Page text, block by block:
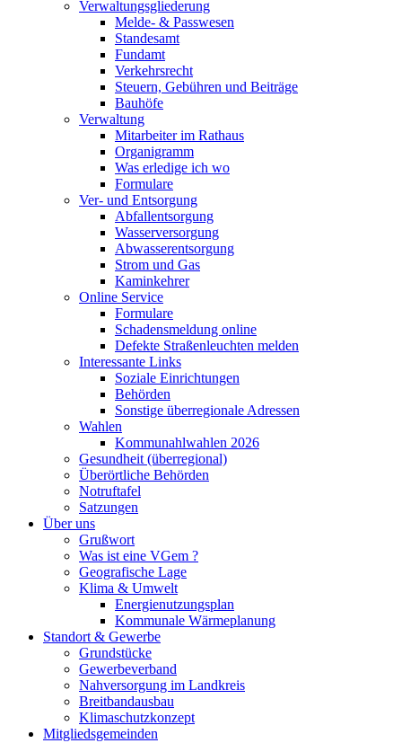
Verwaltungsgliederung
Melde- & Passwesen
Standesamt
Fundamt
Verkehrsrecht
Steuern, Gebühren und Beiträge
Bauhöfe
Verwaltung
Mitarbeiter im Rathaus
Organigramm
Was erledige ich wo
Formulare
Ver- und Entsorgung
Abfallentsorgung
Wasserversorgung
Abwasserentsorgung
Strom und Gas
Kaminkehrer
Online Service
Formulare
Schadensmeldung online
Defekte Straßenleuchten melden
Interessante Links
Soziale Einrichtungen
Behörden
Sonstige überregionale Adressen
Wahlen
Kommunahlwahlen 2026
Gesundheit (überregional)
Überörtliche Behörden
Notruftafel
Satzungen
Über uns
Grußwort
Was ist eine VGem ?
Geografische Lage
Klima & Umwelt
Energienutzungsplan
Kommunale Wärmeplanung
Standort & Gewerbe
Grundstücke
Gewerbeverband
Nahversorgung im Landkreis
Breitbandausbau
Klimaschutzkonzept
Mitgliedsgemeinden